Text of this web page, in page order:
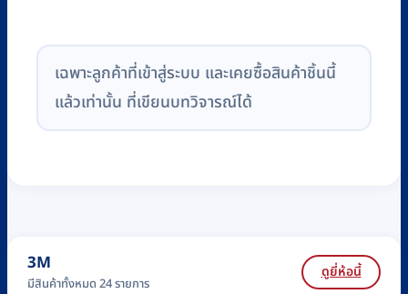
เฉพาะลูกค้าที่เข้าสู่ระบบ และเคยซื้อสินค้าชิ้นนี้
แล้วเท่านั้น ที่เขียนบทวิจารณ์ได้
3M
มีสินค้าทั้งหมด 24 รายการ
ดูยี่ห้อนี้